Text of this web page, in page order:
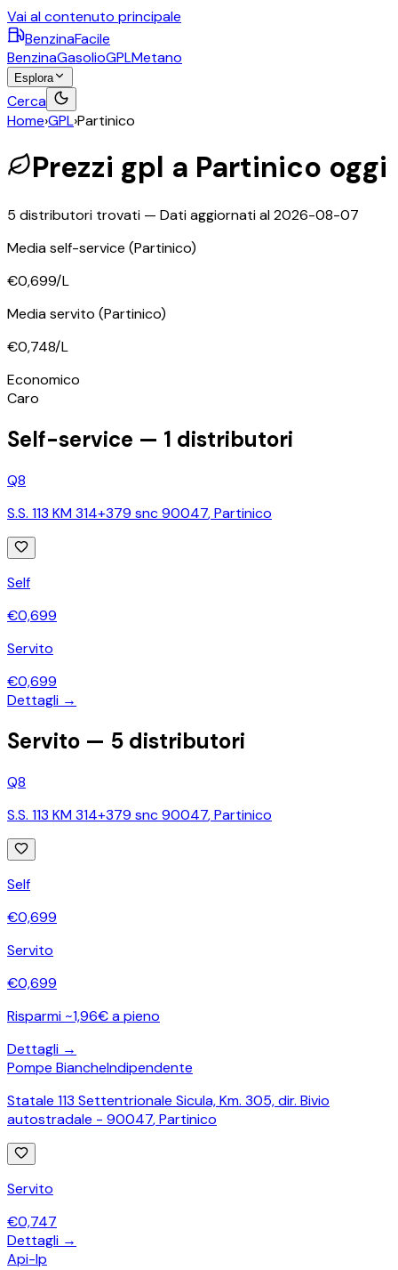
Vai al contenuto principale
BenzinaFacile
BenzinaGasolioGPLMetano
Esplora
Cerca
Home›GPL›Partinico
Prezzi gpl a Partinico oggi
5 distributori trovati — Dati aggiornati al2026-08-07
Media self-service (Partinico)
€0,699/L
Media servito (Partinico)
€0,748/L
Economico
Caro
Self-service — 1 distributori
Q8
S.S. 113 KM 314+379 snc 90047,Partinico
Self
€0,699
Servito
€0,699
Dettagli →
Servito — 5 distributori
Q8
S.S. 113 KM 314+379 snc 90047,Partinico
Self
€0,699
Servito
€0,699
Risparmi ~1,96€ a pieno
Dettagli →
Pompe BiancheIndipendente
Statale 113 Settentrionale Sicula, Km. 305, dir. Bivio
autostradale - 90047,Partinico
Servito
€0,747
Dettagli →
Api-Ip